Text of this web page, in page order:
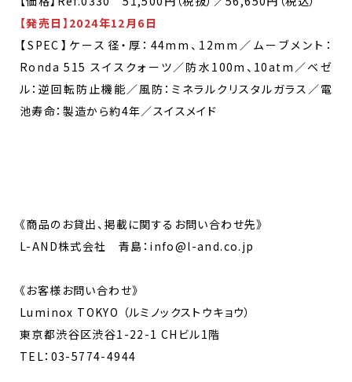
【発売日】2024年12月6日
【SPEC】ケース径・厚：44mm、12mm／ムーブメント：
Ronda 515 スイスクォーツ／防水100m、10atm／ベゼ
ル：逆回転防止機能／風防：ミネラルクリスタルガラス／電
池寿命：製造から約4年／スイスメイド
《商品のお貸出、掲載に関するお問い合わせ先》
L-AND株式会社 青島：info@l-and.co.jp
《お客様お問い合わせ》
Luminox TOKYO （ルミノックストウキョウ）
東京都渋谷区渋谷1-22-1 CHビル1階
TEL：03-5774-4944